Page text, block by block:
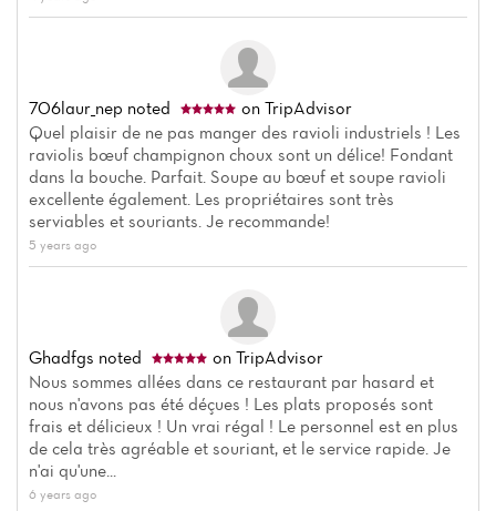
706laur_nep noted
on TripAdvisor
Quel plaisir de ne pas manger des ravioli industriels ! Les
raviolis bœuf champignon choux sont un délice! Fondant
dans la bouche. Parfait. Soupe au bœuf et soupe ravioli
excellente également. Les propriétaires sont très
serviables et souriants. Je recommande!
5 years ago
Ghadfgs noted
on TripAdvisor
Nous sommes allées dans ce restaurant par hasard et
nous n'avons pas été déçues ! Les plats proposés sont
frais et délicieux ! Un vrai régal ! Le personnel est en plus
de cela très agréable et souriant, et le service rapide. Je
n'ai qu'une...
6 years ago
Home
News
Menu
Reviews